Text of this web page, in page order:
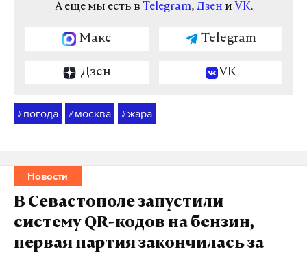
А еще мы есть в Telegram, Дзен и VK.
Макс Telegram
Дзен VK
# погода # москва #жара
Новости
В Севастополе запустили
систему QR-кодов на бензин,
первая партия закончилась за